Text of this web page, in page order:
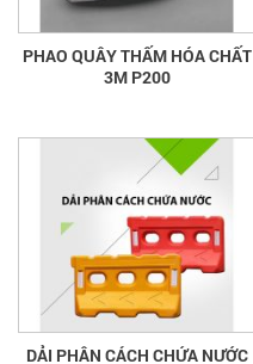
PHAO QUÂY THẤM HÓA CHẤT
3M P200
DẢI PHÂN CÁCH CHỨA NƯỚC